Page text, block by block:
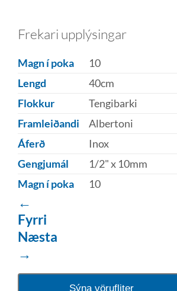
Frekari upplýsingar
Magn í poka
10
Lengd
40cm
Flokkur
Tengibarki
Framleiðandi
Albertoni
Áferð
Inox
Gengjumál
1/2" x 10mm
Magn í poka
10
←
Fyrri
Næsta
→
Sýna vörufliter